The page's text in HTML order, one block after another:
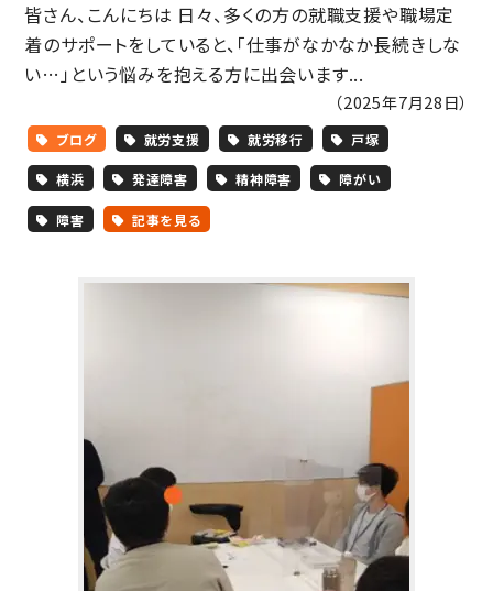
皆さん、こんにちは 日々、多くの方の就職支援や職場定
着のサポートをしていると、「仕事がなかなか長続きしな
い…」という悩みを抱える方に出会います...
（2025年7月28日）
ブログ 就労支援 就労移行 戸塚
横浜 発達障害 精神障害 障がい
障害 記事を見る